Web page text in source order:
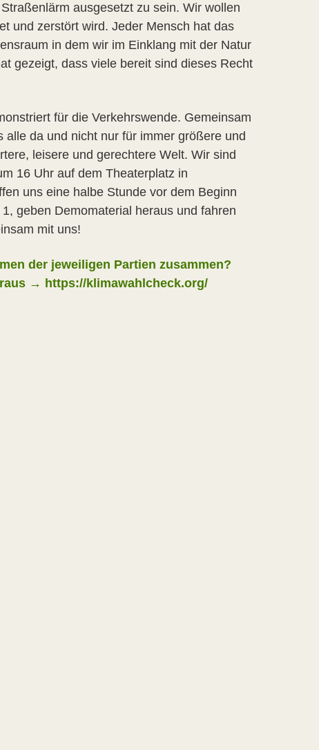
ausgesetzt zu sein. Wir wollen
und zerstört wird. Jeder Mensch hat das
in dem wir im Einklang mit der Natur
gezeigt, dass viele bereit sind dieses Recht
für die Verkehrswende. Gemeinsam
da und nicht nur für immer größere und
leisere und gerechtere Welt. Wir sind
16 Uhr auf dem Theaterplatz in
uns eine halbe Stunde vor dem Beginn
geben Demomaterial heraus und fahren
mit uns!
der jeweiligen Partien zusammen?
→ https://klimawahlcheck.org/